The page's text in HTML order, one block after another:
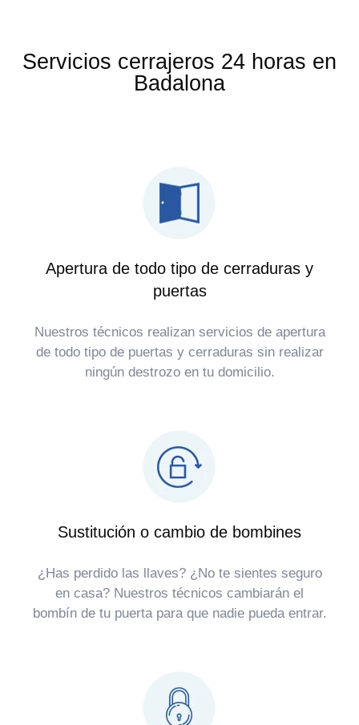
Servicios cerrajeros 24 horas en
Badalona
Apertura de todo tipo de cerraduras y
puertas
Nuestros técnicos realizan servicios de apertura
de todo tipo de puertas y cerraduras sin realizar
ningún destrozo en tu domicilio.
Sustitución o cambio de bombines
¿Has perdido las llaves? ¿No te sientes seguro
en casa? Nuestros técnicos cambiarán el
bombín de tu puerta para que nadie pueda entrar.